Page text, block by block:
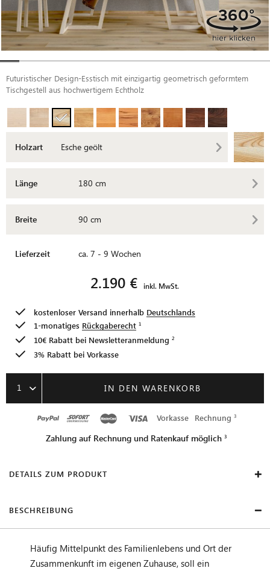
Futuristischer Design-Esstisch mit einzigartig geometrisch geformtem
Tischgestell aus hochwertigem Echtholz
Holzart Esche geölt
Länge 180 cm
Breite 90 cm
Lieferzeit ca. 7 - 9 Wochen
2.190 € inkl. MwSt.
kostenloser Versand innerhalb Deutschlands
1-monatiges Rückgaberecht
10€ Rabatt bei Newsletteranmeldung
3% Rabatt bei Vorkasse
1 IN DEN WARENKORB
Vorkasse Rechnung
Zahlung auf Rechnung und Ratenkauf möglich
DETAILS ZUM PRODUKT
BESCHREIBUNG
Häufig Mittelpunkt des Familienlebens und Ort der
Zusammenkunft im eigenen Zuhause, soll ein